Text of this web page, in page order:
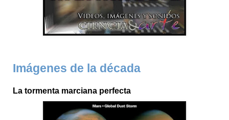
Imágenes de la década
La tormenta marciana perfecta